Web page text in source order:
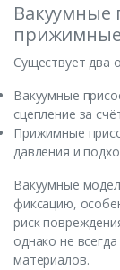
Вакуумные
Существует два
Вакуумные
сцепление за
Прижимные
давления и
Вакуумные
фиксацию,
риск
однако не
материалов.